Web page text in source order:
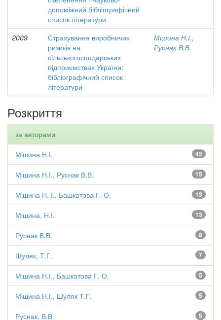
допоміжний бібліографічний
список літератури
2009
Страхування виробничих
ризиків на
сільськогосподарських
підприємствах України:
бібліографічний список
літератури
Мішина Н.І.,
Руснак В.В.
Розкриття
за авторами
42
Мішина Н.І.
15
Мішина Н.І., Руснак В.В.
13
Мішина Н. І., Башкатова Г. О.
13
Мішина, Н.І.
8
Руснак В.В.
7
Шуляк, Т.Г.
5
Мішина Н.І., Башкатова Г. О.
5
Мішина Н.І., Шуляк Т.Г.
5
Руснак, В.В.